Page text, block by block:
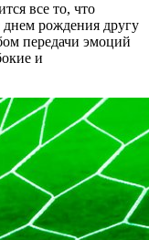
все то, что
рождения другу
передачи эмоций
и